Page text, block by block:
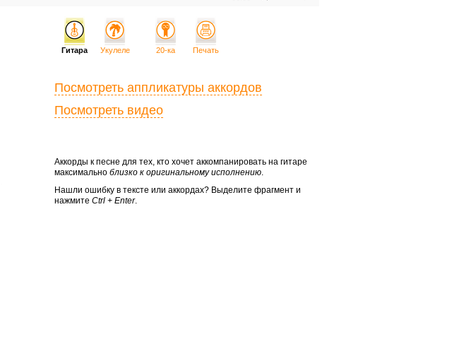
Гитара Укулеле 20-ка Печать
Посмотреть аппликатуры аккордов
Посмотреть видео
Аккорды к песне для тех, кто хочет аккомпанировать на гитаре
максимально близко к оригинальному исполнению.
Нашли ошибку в тексте или аккордах? Выделите фрагмент и
нажмите Ctrl + Enter.